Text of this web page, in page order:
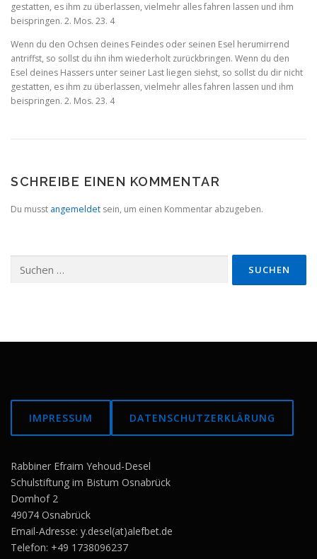
gestatten, es ihm zu überlassen, vielmehr alles fahren lassen und ihm
beispringen. 2. Mos. 23. 4
Wenn du den Ochsen deines Feindes oder seinen Esel herumirrend
antriffst, so sollst du ihn ihm wiederholt zurückbringen. Wenn du den
Esel deines Hassers unter seiner Last liegen siehst, so sollst du dir nicht
gestatten, es ihm zu überlassen, vielmehr alles fahren lassen und ihm
beispringen. 2. Mos. 23. 4
SCHREIBE EINEN KOMMENTAR
Du musst angemeldet sein, um einen Kommentar abzugeben.
nach:
IMPRESSUM DATENSCHUTZERKLÄRUNG
Rabbiner Efraim Yehoud-Desel
Schulstiftung im Bistum Osnabrück
Domhof 2
49074 Osnabrück
Email-Adresse: y.desel(at)alefbet.de
Telefon: +49 1738096237